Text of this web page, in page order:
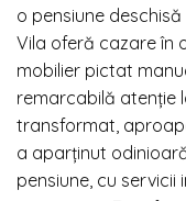
o pensiune
Vila oferă cazare în
mobilier pictat
remarcabilă atenție
transformat,
a aparținut
pensiune, cu